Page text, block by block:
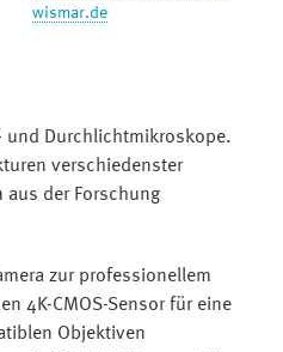
wismar.de
und Durchlichtmikroskope.
verschiedenster
aus der Forschung
zur professionellem
4K-CMOS-Sensor für eine
Objektiven